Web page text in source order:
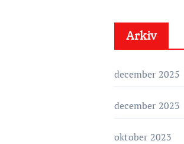
o
i
e
r
Arkiv
december 2025
december 2023
oktober 2023